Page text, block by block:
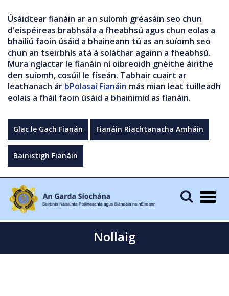
Úsáidtear fianáin ar an suíomh gréasáin seo chun
d'eispéireas brabhsála a fheabhsú agus chun eolas a
bhailiú faoin úsáid a bhaineann tú as an suíomh seo
chun an tseirbhís atá á soláthar againn a fheabhsú.
Mura nglactar le fianáin ní oibreoidh gnéithe áirithe
den suíomh, cosúil le físeán. Tabhair cuairt ar
leathanach ár bPolasaí Fianáin más mian leat tuilleadh
eolais a fháil faoin úsáid a bhainimid as fianáin.
Glac le Gach Fianán Fianáin Riachtanacha Amháin
Bainistigh Fianáin
Nollaig